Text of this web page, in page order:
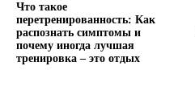
Что такое
перетренированность: Как
распознать симптомы и
почему иногда лучшая
тренировка – это отдых